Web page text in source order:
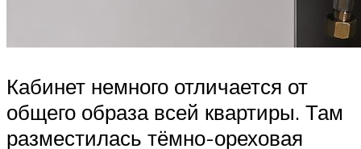
Кабинет немного отличается от
общего образа всей квартиры. Там
разместилась тёмно-ореховая